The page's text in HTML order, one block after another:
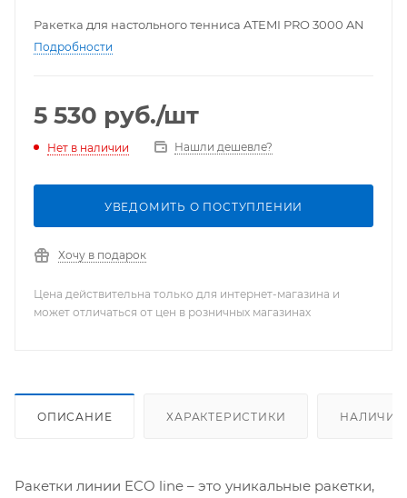
Ракетка для настольного тенниса ATEMI PRO 3000 AN
Подробности
5 530 руб./шт
Нет в наличии Нашли дешевле?
УВЕДОМИТЬ О ПОСТУПЛЕНИИ
Хочу в подарок
Цена действительна только для интернет-магазина и
может отличаться от цен в розничных магазинах
ОПИСАНИЕ ХАРАКТЕРИСТИКИ НАЛИЧИЕ
Ракетки линии ECO line – это уникальные ракетки,